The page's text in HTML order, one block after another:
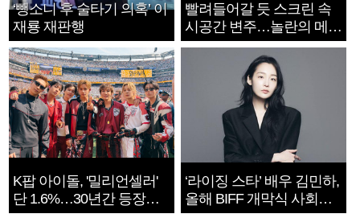
‘뺑소니 후 술타기 의혹’ 이
재룡 재판행
빨려들어갈 듯 스크린 속
시공간 변주…놀란의 메시
지는 ‘전쟁 속죄’
K팝 아이돌, '밀리언셀러'
단 1.6%…30년간 등장
‘라이징 스타’ 배우 김민하,
올해 BIFF 개막식 사회자